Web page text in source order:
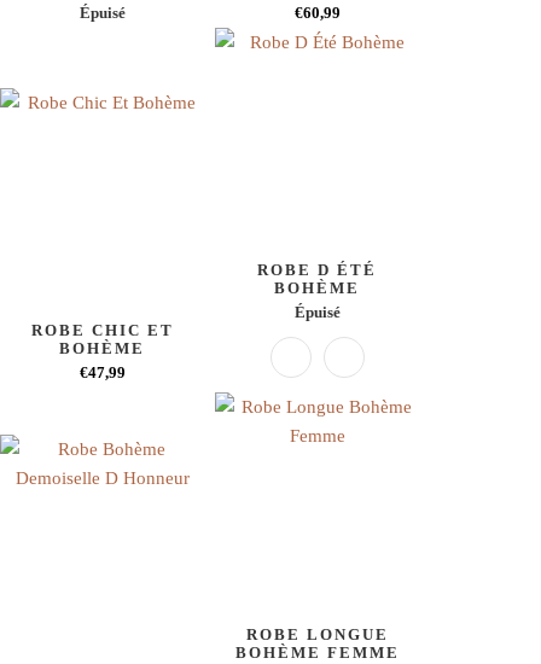
Épuisé
€60,99
ROBE CHIC ET
BOHÈME
€47,99
ROBE D ÉTÉ
BOHÈME
Épuisé
ROBE LONGUE
BOHÈME FEMME